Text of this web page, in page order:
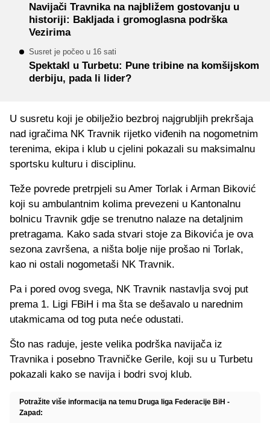
Navijači Travnika na najbližem gostovanju u
historiji: Bakljada i gromoglasna podrška
Vezirima
Susret je počeo u 16 sati
Spektakl u Turbetu: Pune tribine na komšijskom
derbiju, pada li lider?
U susretu koji je obilježio bezbroj najgrubljih prekršaja
nad igračima NK Travnik rijetko viđenih na nogometnim
terenima, ekipa i klub u cjelini pokazali su maksimalnu
sportsku kulturu i disciplinu.
Teže povrede pretrpjeli su Amer Torlak i Arman Biković
koji su ambulantnim kolima prevezeni u Kantonalnu
bolnicu Travnik gdje se trenutno nalaze na detaljnim
pretragama. Kako sada stvari stoje za Bikovića je ova
sezona završena, a ništa bolje nije prošao ni Torlak,
kao ni ostali nogometaši NK Travnik.
Pa i pored ovog svega, NK Travnik nastavlja svoj put
prema 1. Ligi FBiH i ma šta se dešavalo u narednim
utakmicama od tog puta neće odustati.
Što nas raduje, jeste velika podrška navijača iz
Travnika i posebno Travničke Gerile, koji su u Turbetu
pokazali kako se navija i bodri svoj klub.
Potražite više informacija na temu Druga liga Federacije BiH -
Zapad: